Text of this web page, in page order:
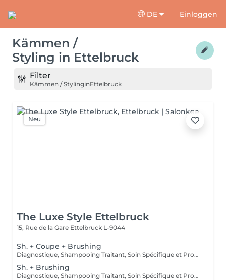
DE Einloggen
Kämmen /
Styling in Ettelbruck
Filter
Kämmen / StylinginEttelbruck
Neu
The Luxe Style Ettelbruck
15, Rue de la Gare Ettelbruck L-9044
Sh. + Coupe + Brushing
Diagnostique, Shampooing Traitant, Soin Spécifique et Produits Coiffants inclus
Sh. + Brushing
Diagnostique, Shampooing Traitant, Soin Spécifique et Produits Coiffants inclus